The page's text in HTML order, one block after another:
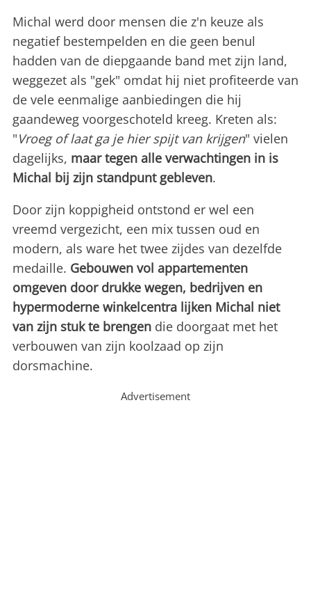
Michal werd door mensen die z'n keuze als
negatief bestempelden en die geen benul
hadden van de diepgaande band met zijn land,
weggezet als "gek" omdat hij niet profiteerde van
de vele eenmalige aanbiedingen die hij
gaandeweg voorgeschoteld kreeg. Kreten als:
"Vroeg of laat ga je hier spijt van krijgen" vielen
dagelijks, maar tegen alle verwachtingen in is
Michal bij zijn standpunt gebleven.
Door zijn koppigheid ontstond er wel een
vreemd vergezicht, een mix tussen oud en
modern, als ware het twee zijdes van dezelfde
medaille. Gebouwen vol appartementen
omgeven door drukke wegen, bedrijven en
hypermoderne winkelcentra lijken Michal niet
van zijn stuk te brengen die doorgaat met het
verbouwen van zijn koolzaad op zijn
dorsmachine.
Advertisement